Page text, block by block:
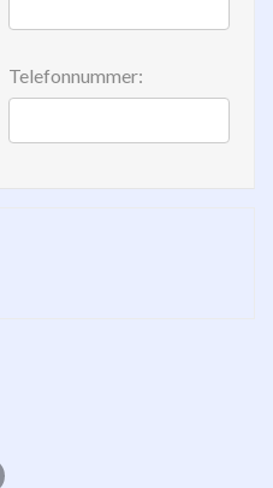
Telefonnummer: